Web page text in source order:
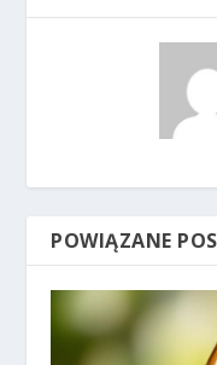
POWIĄZANE